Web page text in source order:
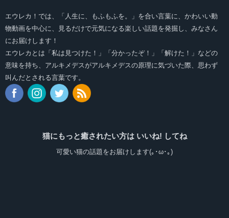
エウレカ！では、「人生に、もふもふを。」を合い言葉に、かわいい動
物動画を中心に、見るだけで元気になる楽しい話題を発掘し、みなさん
にお届けします！
エウレカとは「私は見つけた！」「分かったぞ！」「解けた！」などの
意味を持ち、アルキメデスがアルキメデスの原理に気づいた際、思わず
叫んだとされる言葉です。
猫にもっと癒されたい方は いいね! してね
可愛い猫の話題をお届けします(｡･ω･｡)